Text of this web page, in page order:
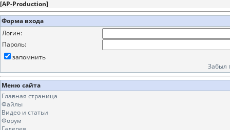
[AP-Production]
Форма входа
Логин:
Пароль:
запомнить
Забыл
Меню сайта
Главная страница
Файлы
Видео и статьи
Форум